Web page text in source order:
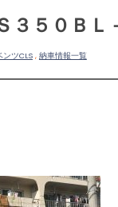
３５０Ｂ
ンツCLS, 納車情報一覧